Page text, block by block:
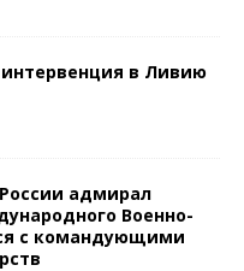
в Ливию
адмирал
Военно-
с командующими